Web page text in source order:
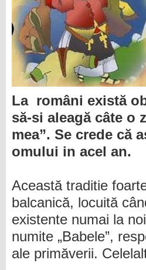
La români există
să-si aleagă câte o
mea”. Se crede că
omului in acel an.
Această traditie
balcanică, locuită
existente numai la
numite „Babele”,
ale primăverii.